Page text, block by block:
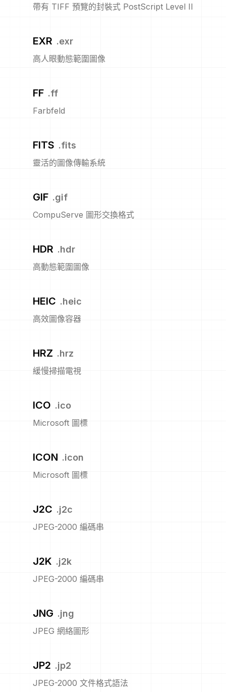
帶有 TIFF 預覽的封裝式 PostScript Level II
EXR .exr
高人眼動態範圍圖像
FF .ff
Farbfeld
FITS .fits
靈活的圖像傳輸系統
GIF .gif
CompuServe 圖形交換格式
HDR .hdr
高動態範圍圖像
HEIC .heic
高效圖像容器
HRZ .hrz
緩慢掃描電視
ICO .ico
Microsoft 圖標
ICON .icon
Microsoft 圖標
J2C .j2c
JPEG-2000 編碼串
J2K .j2k
JPEG-2000 編碼串
JNG .jng
JPEG 網絡圖形
JP2 .jp2
JPEG-2000 文件格式語法